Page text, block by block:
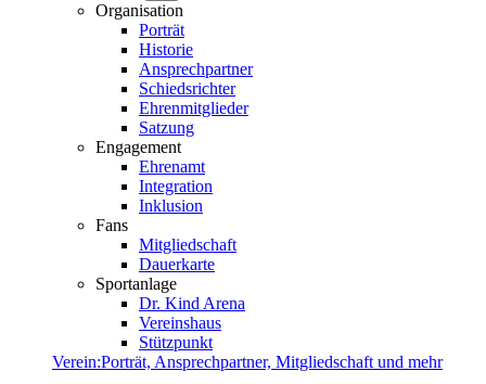
Organisation
Porträt
Historie
Ansprechpartner
Schiedsrichter
Ehrenmitglieder
Satzung
Engagement
Ehrenamt
Integration
Inklusion
Fans
Mitgliedschaft
Dauerkarte
Sportanlage
Dr. Kind Arena
Vereinshaus
Stützpunkt
Verein:Porträt, Ansprechpartner, Mitgliedschaft und mehr